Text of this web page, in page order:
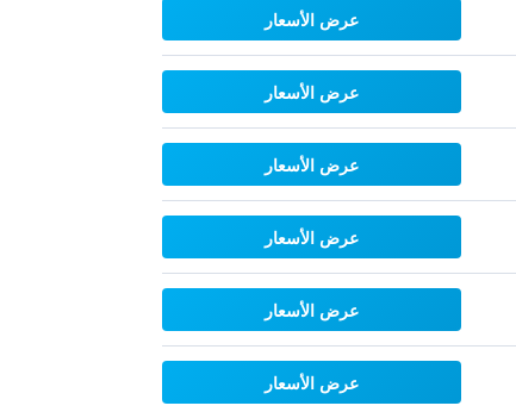
عرض الأسعار
عرض الأسعار
عرض الأسعار
عرض الأسعار
عرض الأسعار
عرض الأسعار